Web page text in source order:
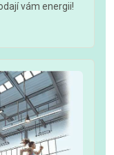
vám energii!